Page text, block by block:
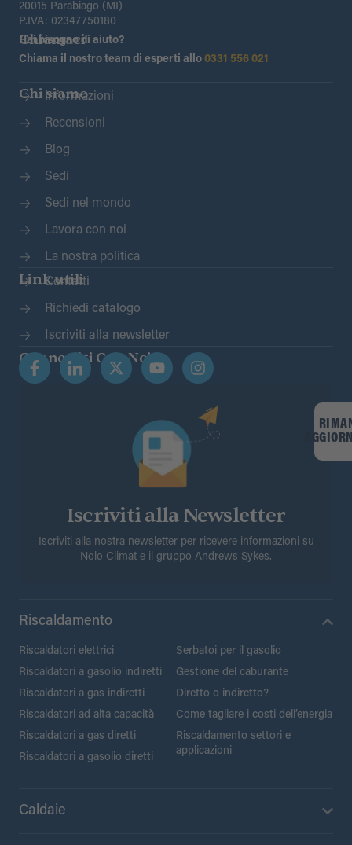
20015 Parabiago (MI)
P.IVA: 02347750180
Chiamaci
Hai bisogno di aiuto?
Chiama il nostro team di esperti allo 0331 556 021
Chi siamo
Informazioni
Recensioni
Blog
Sedi
Sedi nel mondo
Lavora con noi
La nostra politica
Link utili
Contatti
Richiedi catalogo
Iscriviti alla newsletter
Connettiti Con Noi
Iscriviti alla Newsletter
Iscriviti alla nostra newsletter per ricevere informazioni su
Nolo Climat e il gruppo Andrews Sykes.
Riscaldamento
Riscaldatori elettrici
Riscaldatori a gasolio indiretti
Riscaldatori a gas indiretti
Riscaldatori ad alta capacità
Riscaldatori a gas diretti
Riscaldatori a gasolio diretti
Serbatoi per il gasolio
Gestione del caburante
Diretto o indiretto?
Come tagliare i costi dell’energia
Riscaldamento settori e
applicazioni
Caldaie